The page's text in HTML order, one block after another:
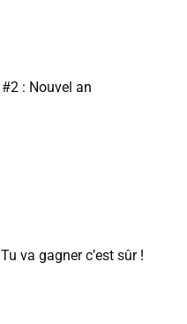
: Nouvel an
va gagner c’est sûr !